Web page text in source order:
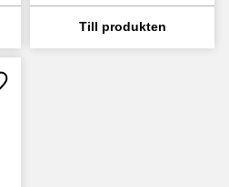
till i favoriter